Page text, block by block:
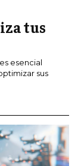
tus
esencial
sus